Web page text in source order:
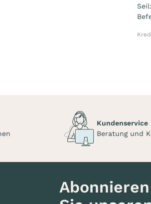
Seil:
Kundenservice
Beratung und
Abonnieren